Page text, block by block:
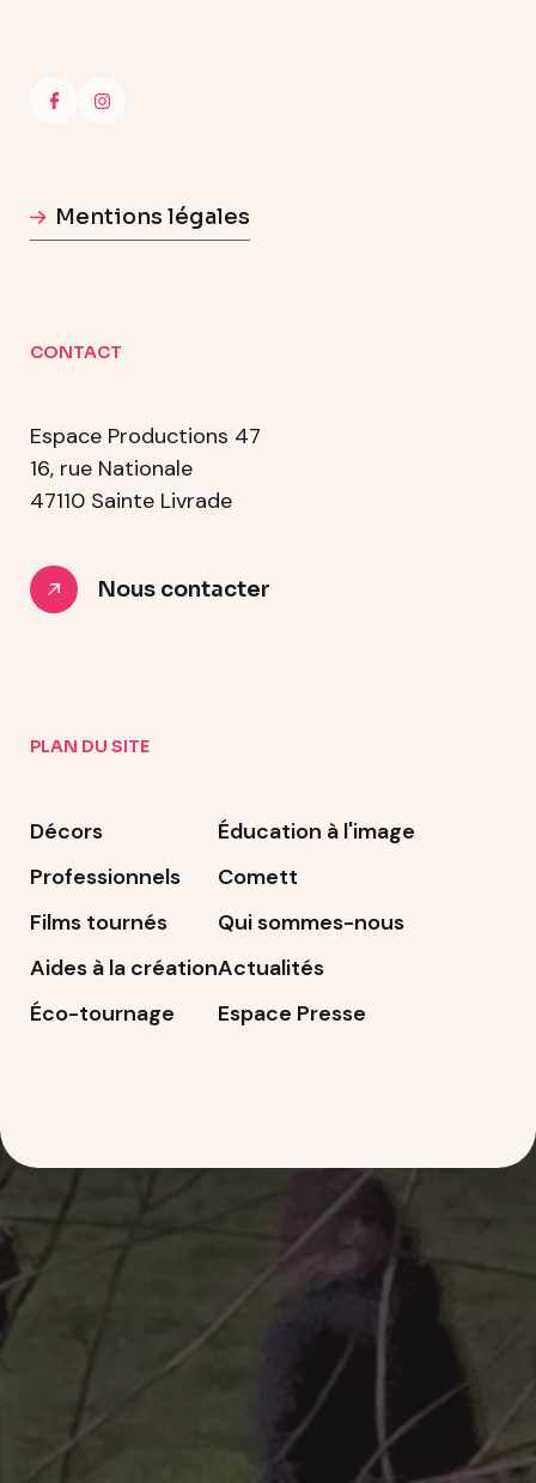
Mentions légales
CONTACT
Espace Productions 47
16, rue Nationale
47110 Sainte Livrade
Nous contacter
PLAN DU SITE
Décors
Professionnels
Films tournés
Aides à la création
Éco-tournage
Éducation à l'image
Comett
Qui sommes-nous
Actualités
Espace Presse